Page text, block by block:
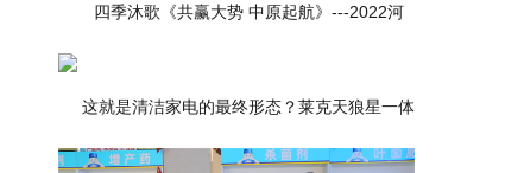
四季沐歌《共赢大势 中原起航》---2022河
这就是清洁家电的最终形态？莱克天狼星一体